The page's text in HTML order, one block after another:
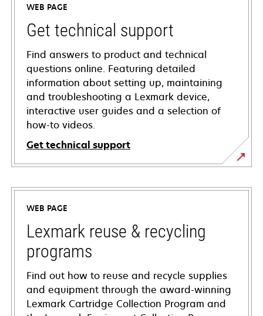
WEB PAGE
Get technical support
Find answers to product and technical
questions online. Featuring detailed
information about setting up, maintaining
and troubleshooting a Lexmark device,
interactive user guides and a selection of
how-to videos.
Get technical support
opens
in
new
tab
WEB PAGE
Lexmark reuse & recycling
programs
Find out how to reuse and recycle supplies
and equipment through the award-winning
Lexmark Cartridge Collection Program and